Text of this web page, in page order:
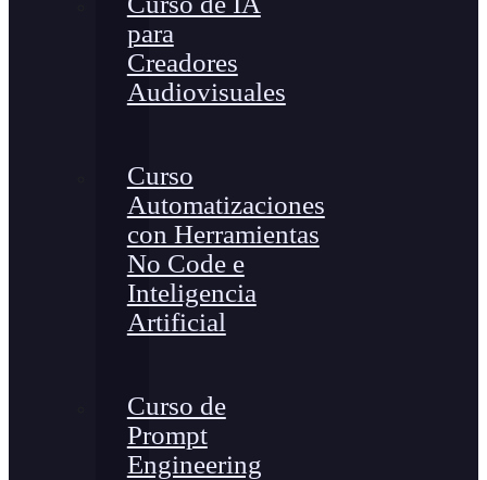
para
Creadores
Audiovisuales
Curso
Automatizaciones
con Herramientas
No Code e
Inteligencia
Artificial
Curso de
Prompt
Engineering